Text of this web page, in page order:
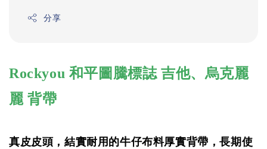
分享
Rockyou 和平圖騰標誌 吉他、烏克麗
麗 背帶
真皮皮頭，結實耐用的牛仔布料厚實背帶，長期使